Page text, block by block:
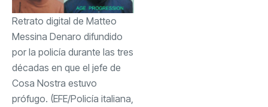
Retrato digital de Matteo
Messina Denaro difundido
por la policía durante las tres
décadas en que el jefe de
Cosa Nostra estuvo
prófugo. (EFE/Policía italiana,